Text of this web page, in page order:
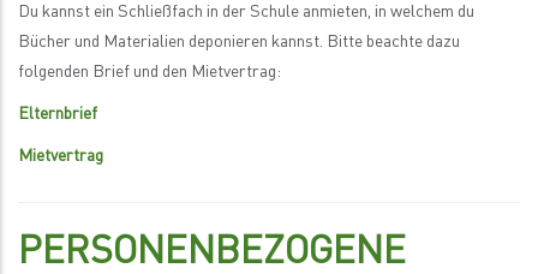
Du kannst ein Schließfach in der Schule anmieten, in welchem du
Bücher und Materialien deponieren kannst. Bitte beachte dazu
folgenden Brief und den Mietvertrag:
Elternbrief
Mietvertrag
PERSONENBEZOGENE